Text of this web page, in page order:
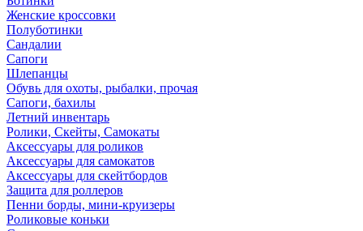
Женские кроссовки
Полуботинки
Сандалии
Сапоги
Шлепанцы
Обувь для охоты, рыбалки, прочая
Сапоги, бахилы
Летний инвентарь
Ролики, Скейты, Самокаты
Аксессуары для роликов
Аксессуары для самокатов
Аксессуары для скейтбордов
Защита для роллеров
Пенни борды, мини-круизеры
Роликовые коньки